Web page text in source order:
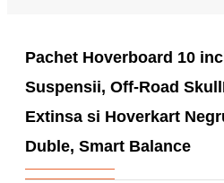
Pachet Hoverboard 10
Suspensii, Off-Road
Extinsa si Hoverkart
Duble, Smart Balance